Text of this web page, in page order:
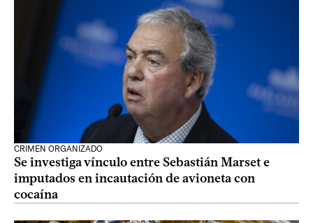
CRIMEN ORGANIZADO
Se investiga vínculo entre Sebastián Marset e
imputados en incautación de avioneta con
cocaína